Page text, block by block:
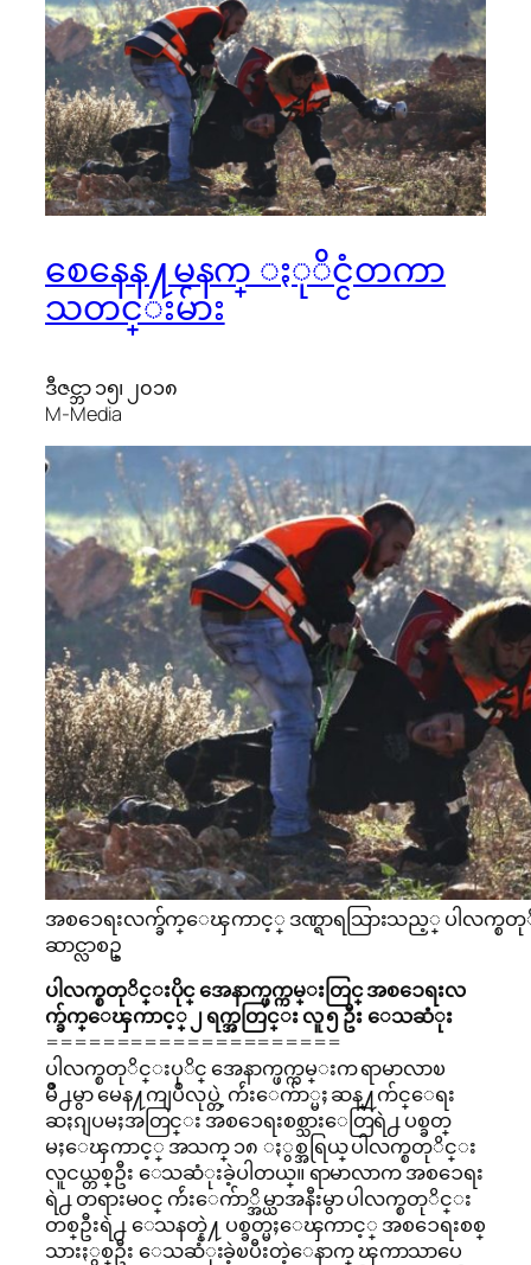
စေနေန႔မနက္ ႏုိင္ငံတကာ
သတင္းမ်ား
ဒီဇင္ဘာ ၁၅၊ ၂၀၁၈
M-Media
အစၥေရးလက္ခ်က္ေၾကာင့္ ဒဏ္ရာရသြားသည့္ ပါလ
ဆာင္လာစဥ္
ပါလက္စတုိင္းပိုင္ အေနာက္ဖက္ကမ္းတြင္ အစၥေရးလ
က္ခ်က္ေၾကာင့္ ၂ ရက္အတြင္း လူ ၅ ဦး ေသဆံုး
=====================
ပါလက္စတုိင္းပုိင္ အေနာက္ဖက္ကမ္းက ရာမာလာၿ
မိဳ႕မွာ မေန႔ကျပဳလုပ္တဲ့ က်ဴးေက်ာ္မႈ ဆန္႔က်င္ေရး
ဆႏၵျပမႈအတြင္း အစၥေရးစစ္သားေတြရဲ႕ ပစ္ခတ္
မႈေၾကာင့္ အသက္ ၁၈ ႏွစ္အရြယ္ ပါလက္စတုိင္း
လူငယ္တစ္ဦး ေသဆံုးခဲ့ပါတယ္။ ရာမာလာက အစၥေရး
ရဲ႕ တရားမ၀င္ က်ဴးေက်ာ္အိမ္ယာအနီးမွာ ပါလက္စတုိင္း
တစ္ဦးရဲ႕ ေသနတ္နဲ႔ ပစ္ခတ္မႈေၾကာင့္ အစၥေရးစစ္
သားႏွစ္ဦး ေသဆံုးခဲ့ၿပီးတဲ့ေနာက္ ၾကာသာပေ